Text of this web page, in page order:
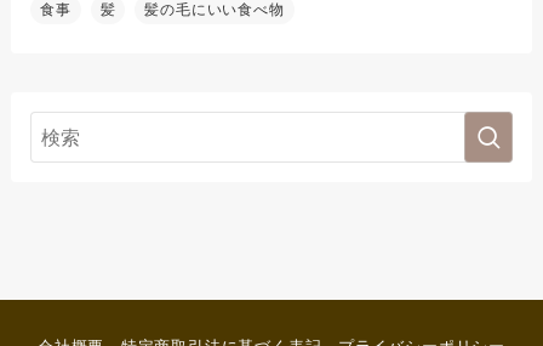
食事 髪 髪の毛にいい食べ物